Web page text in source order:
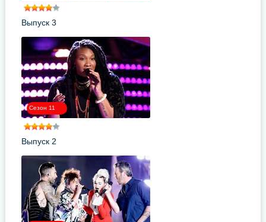
Выпуск 3
Сезон 11
Выпуск 2